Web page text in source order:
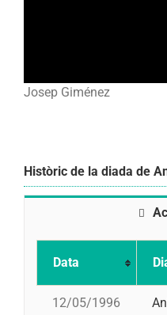
Josep Giménez
Històric de la diada de
Data
12/05/1996